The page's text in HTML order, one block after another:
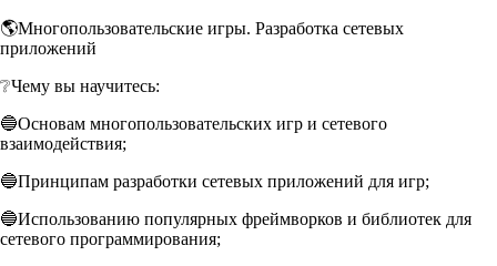
🌎Многопользовательские игры. Разработка сетевых
приложений
❔Чему вы научитесь:
🔵Основам многопользовательских игр и сетевого
взаимодействия;
🔵Принципам разработки сетевых приложений для игр;
🔵Использованию популярных фреймворков и библиотек для
сетевого программирования;